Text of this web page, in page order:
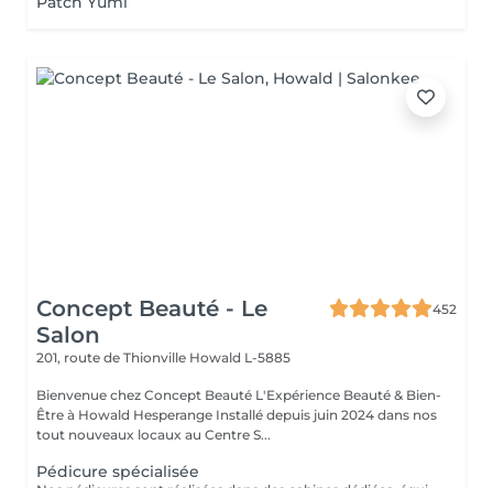
Concept Beauté - Le
Salon
452
201, route de Thionville Howald L-5885
Bienvenue chez Concept Beauté L'Expérience Beauté & Bien-
Être à Howald Hesperange Installé depuis juin 2024 dans nos
tout nouveaux locaux au Centre S...
Pédicure spécialisée